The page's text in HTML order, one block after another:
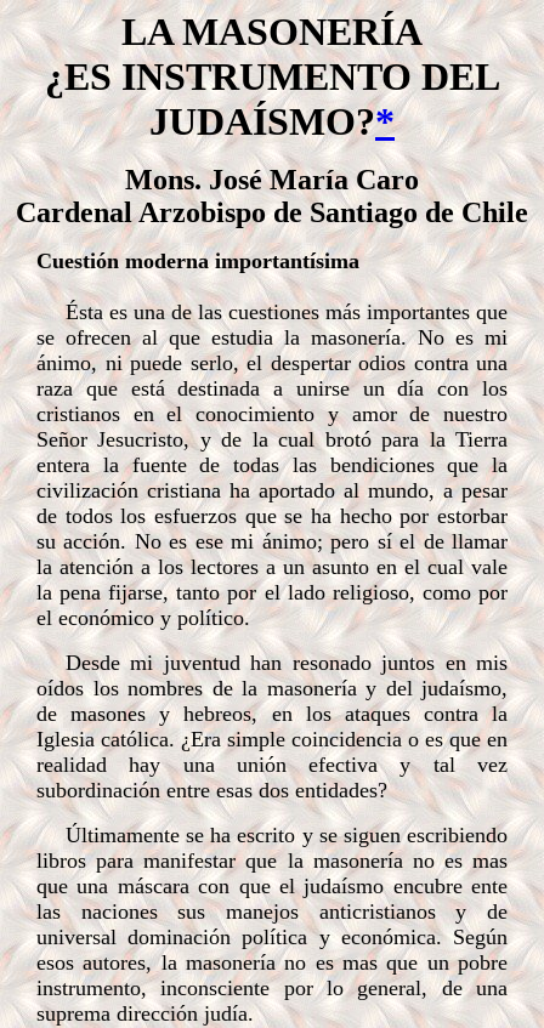
LA MASONERÍA
¿ES INSTRUMENTO DEL
JUDAÍSMO?*
Mons. José María Caro
Cardenal Arzobispo de Santiago de Chile
Cuestión moderna importantísima
Ésta es una de las cuestiones más importantes que
se ofrecen al que estudia la masonería. No es mi
ánimo, ni puede serlo, el despertar odios contra una
raza que está destinada a unirse un día con los
cristianos en el conocimiento y amor de nuestro
Señor Jesucristo, y de la cual brotó para la Tierra
entera la fuente de todas las bendiciones que la
civilización cristiana ha aportado al mundo, a pesar
de todos los esfuerzos que se ha hecho por estorbar
su acción. No es ese mi ánimo; pero sí el de llamar
la atención a los lectores a un asunto en el cual vale
la pena fijarse, tanto por el lado religioso, como por
el económico y político.
Desde mi juventud han resonado juntos en mis
oídos los nombres de la masonería y del judaísmo,
de masones y hebreos, en los ataques contra la
Iglesia católica. ¿Era simple coincidencia o es que en
realidad hay una unión efectiva y tal vez
subordinación entre esas dos entidades?
Últimamente se ha escrito y se siguen escribiendo
libros para manifestar que la masonería no es mas
que una máscara con que el judaísmo encubre ente
las naciones sus manejos anticristianos y de
universal dominación política y económica. Según
esos autores, la masonería no es mas que un pobre
instrumento, inconsciente por lo general, de una
suprema dirección judía.